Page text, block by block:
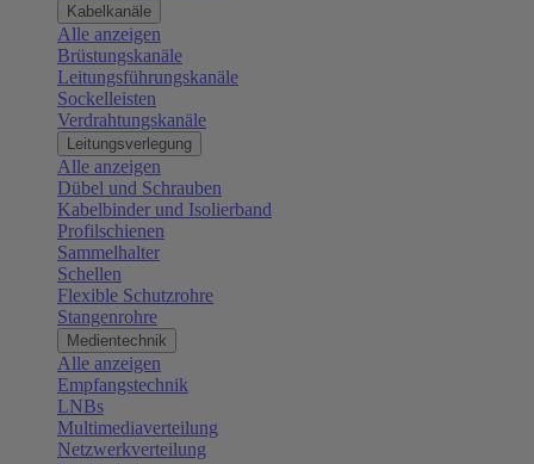
Kabelkanäle
Alle anzeigen
Brüstungskanäle
Leitungsführungskanäle
Sockelleisten
Verdrahtungskanäle
Leitungsverlegung
Alle anzeigen
Dübel und Schrauben
Kabelbinder und Isolierband
Profilschienen
Sammelhalter
Schellen
Flexible Schutzrohre
Stangenrohre
Medientechnik
Alle anzeigen
Empfangstechnik
LNBs
Multimediaverteilung
Netzwerkverteilung